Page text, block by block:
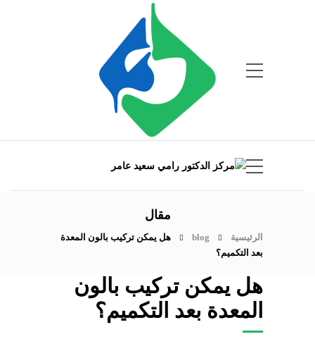
مقال
الرئيسية blog
هل يمكن تركيب بالون المعدة
بعد التكميم؟
هل يمكن تركيب بالون
المعدة بعد التكميم؟